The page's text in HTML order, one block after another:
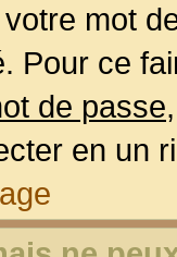
mot
Pour ce
de passe
en un